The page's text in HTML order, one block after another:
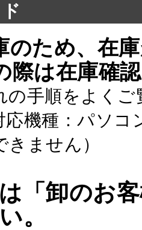
イド
のため、在
際は在庫確
の手順をよくご
応機種：パソ
ません）
「卸のお
。